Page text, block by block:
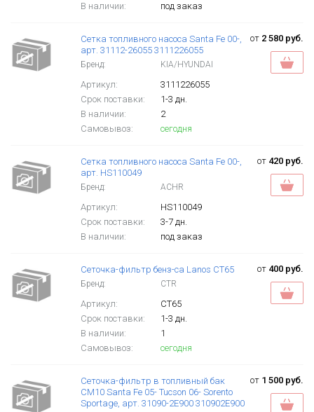
В наличии:
под заказ
Сетка топливного насоса Santa Fe 00-,
арт. 31112-26055 3111226055
Бренд: KIA/HYUNDAI
Артикул:
3111226055
Срок поставки:
1-3 дн.
В наличии:
2
Самовывоз:
сегодня
от 2 580 руб.
Сетка топливного насоса Santa Fe 00-,
арт. HS110049
Бренд: ACHR
Артикул:
HS110049
Срок поставки:
3-7 дн.
В наличии:
под заказ
от 420 руб.
Сеточка-фильтр бенз-са Lanos CT65
Бренд: CTR
Артикул:
CT65
Срок поставки:
1-3 дн.
В наличии:
1
Самовывоз:
сегодня
от 400 руб.
Сеточка-фильтр в топливный бак
CM10 Santa Fe 05- Tucson 06- Sorento
Sportage, арт. 31090-2E900 310902E900
от 1 500 руб.